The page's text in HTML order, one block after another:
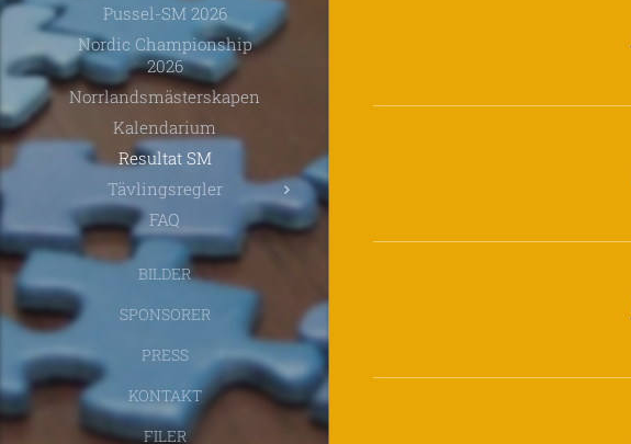
Pussel-SM 2026
Nordic Championship
2026
Norrlandsmästerskapen
Kalendarium
Resultat SM
Tävlingsregler
FAQ
BILDER
SPONSORER
PRESS
KONTAKT
FILER